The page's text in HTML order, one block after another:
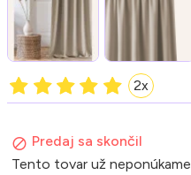
2x
Predaj sa skončil
Tento tovar už neponúkame.